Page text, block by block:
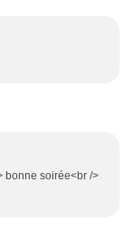
bonne soirée<br />